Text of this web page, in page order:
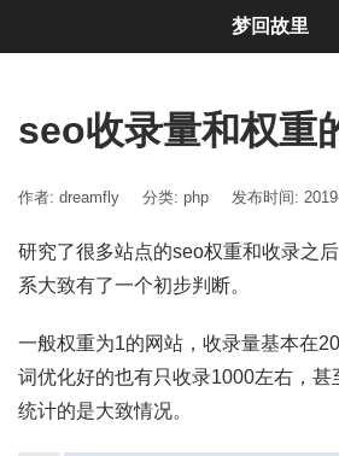
seo收录量和权重
作者: dreamfly 分类: php 发布时间:
研究了很多站点的seo权重和收录之
系大致有了一个初步判断。
一般权重为1的网站，收录量基本在
词优化好的也有只收录1000左右，甚
统计的是大致情况。
梦回故里